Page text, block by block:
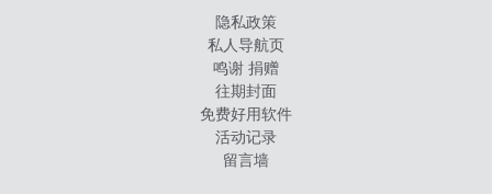
隐私政策
私人导航页
鸣谢 捐赠
往期封面
免费好用软件
活动记录
留言墙